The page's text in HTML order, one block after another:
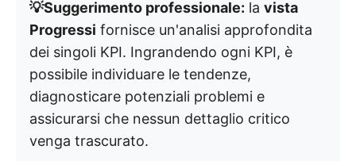
💡Suggerimento professionale: la vista
Progressi fornisce un'analisi approfondita
dei singoli KPI. Ingrandendo ogni KPI, è
possibile individuare le tendenze,
diagnosticare potenziali problemi e
assicurarsi che nessun dettaglio critico
venga trascurato.